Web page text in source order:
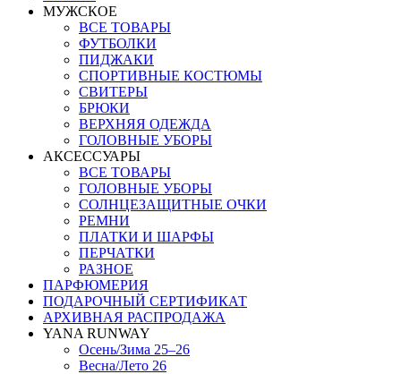
МУЖСКОЕ
ВСЕ ТОВАРЫ
ФУТБОЛКИ
ПИДЖАКИ
СПОРТИВНЫЕ КОСТЮМЫ
СВИТЕРЫ
БРЮКИ
ВЕРХНЯЯ ОДЕЖДА
ГОЛОВНЫЕ УБОРЫ
АКСЕССУАРЫ
ВСЕ ТОВАРЫ
ГОЛОВНЫЕ УБОРЫ
СОЛНЦЕЗАЩИТНЫЕ ОЧКИ
РЕМНИ
ПЛАТКИ И ШАРФЫ
ПЕРЧАТКИ
РАЗНОЕ
ПАРФЮМЕРИЯ
ПОДАРОЧНЫЙ СЕРТИФИКАТ
АРХИВНАЯ РАСПРОДАЖА
YANA RUNWAY
Осень/Зима 25–26
Весна/Лето 26